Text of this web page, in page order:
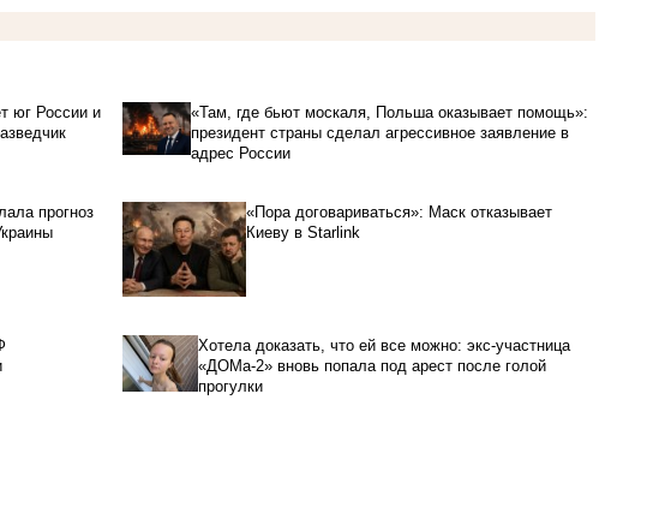
юг России и
«Там, где бьют москаля, Польша оказывает помощь»:
президент страны сделал агрессивное заявление в
адрес России
прогноз
«Пора договариваться»: Маск отказывает
Киеву в Starlink
Хотела доказать, что ей все можно: экс-участница
«ДОМа-2» вновь попала под арест после голой
прогулки